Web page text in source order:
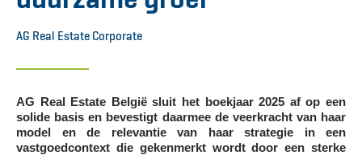
AG Real Estate Corporate
AG Real Estate België sluit het boekjaar 2025 af op een
solide basis en bevestigt daarmee de veerkracht van haar
model en de relevantie van haar strategie in een
vastgoedcontext die gekenmerkt wordt door een sterke